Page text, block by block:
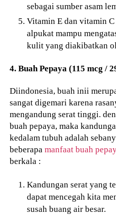
sebagai sumber asam
Vitamin E dan vitamin
alpukat mampu
kulit yang diakibatkan
4. Buah Pepaya (115 mcg /
Diindonesia, buah inii
sangat digemari karena
mengandung serat tinggi.
buah pepaya, maka
kedalam tubuh adalah
beberapamanfaat buah
berkala :
Kandungan serat yang
dapat mencegah kita
susah buang air besar.